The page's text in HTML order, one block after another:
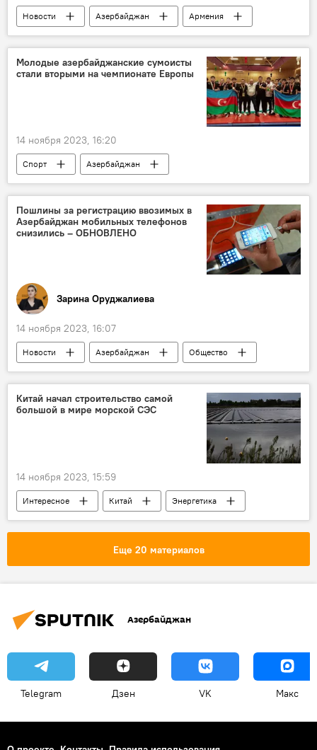
Новости Азербайджан
Армения
Али Нагиев
Служба государственной безопасности АР
Государственная комиссия по делам военнопленных, заложников и без вести пропавших граждан АР
Молодые азербайджанские сумоисты
стали вторыми на чемпионате Европы
14 ноября 2023, 16:20
Спорт
Азербайджан
Чемпионат Европы по сумо
Швейцария
национальная сборная
Медальный зачет
Пошлины за регистрацию ввозимых в
Азербайджан мобильных телефонов
снизились – ОБНОВЛЕНО
Зарина Оруджалиева
14 ноября 2023, 16:07
Новости Азербайджан
Общество
Милли Меджлис
госпошлина
мобильные телефоны
ввоз
Ильхам Алиев
Поправки в закон
Китай начал строительство самой
большой в мире морской СЭС
14 ноября 2023, 15:59
Интересное Китай
Энергетика
Шаньдун
солнечная электростанция
Еще 20 материалов
Азербайджан
Telegram Дзен VK Макс